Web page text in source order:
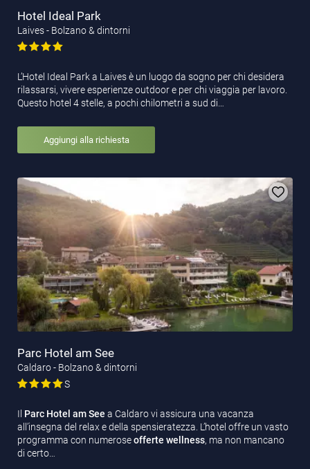
Hotel Ideal Park
Laives - Bolzano & dintorni
L’Hotel Ideal Park a Laives è un luogo da sogno per chi desidera
rilassarsi, vivere esperienze outdoor e per chi viaggia per lavoro.
Questo hotel 4 stelle, a pochi chilometri a sud di…
Aggiungi alla richiesta
Parc Hotel am See
Caldaro - Bolzano & dintorni
S
Il Parc Hotel am See a Caldaro vi assicura una vacanza
all’insegna del relax e della spensieratezza. L’hotel offre un vasto
programma con numeroseofferte wellness, ma non mancano
di certo…